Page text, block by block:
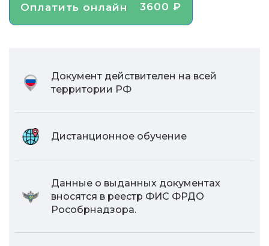
Оплатить онлайн 3600 ₽
Документ действителен на всей
территории РФ
Дистанционное обучение
Данные о выданных документах
вносятся в реестр ФИС ФРДО
Рособрнадзора.